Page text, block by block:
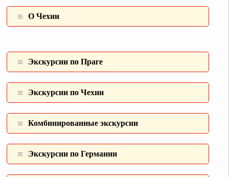
О Чехии
Экскурсии по Праге
Экскурсии по Чехии
Комбинированные экcкурсии
Экскурсии по Германии